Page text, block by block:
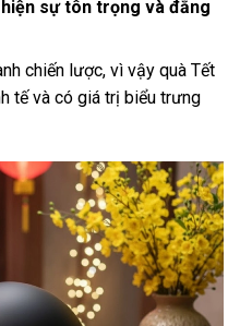
sự tôn trọng và đẳng
chiến lược, vì vậy quà Tết
tế và có giá trị biểu trưng